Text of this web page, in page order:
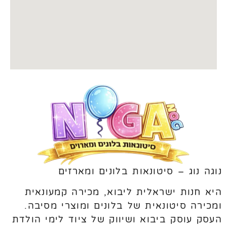
נוגה נוג – סיטונאות בלונים ומארזים
היא חנות ישראלית ליבוא, מכירה קמעונאית
ומכירה סיטונאית של בלונים ומוצרי מסיבה.
העסק עוסק ביבוא ושיווק של ציוד לימי הולדת